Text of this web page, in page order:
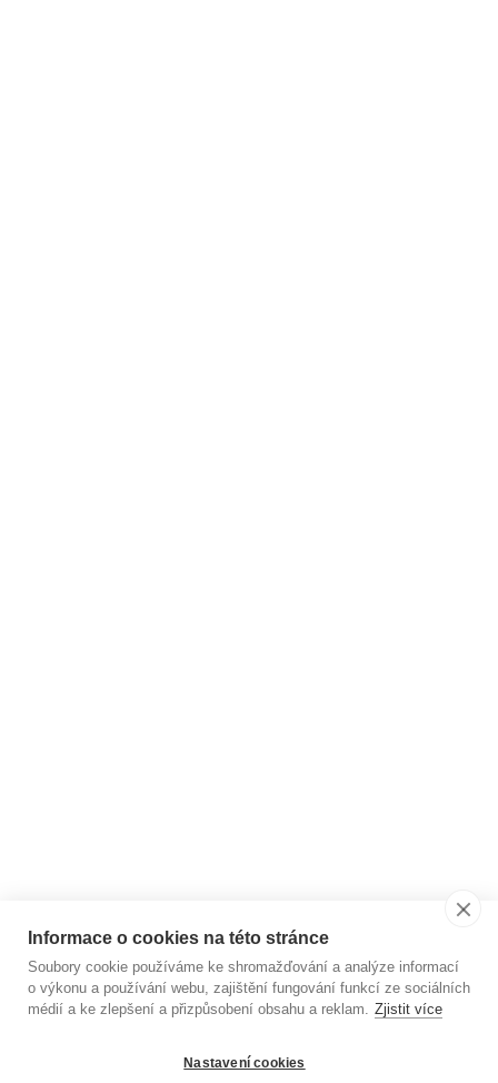
Informace o cookies na této stránce
Soubory cookie používáme ke shromažďování a analýze informací
o výkonu a používání webu, zajištění fungování funkcí ze sociálních
médií a ke zlepšení a přizpůsobení obsahu a reklam. Zjistit více
Nastavení cookies